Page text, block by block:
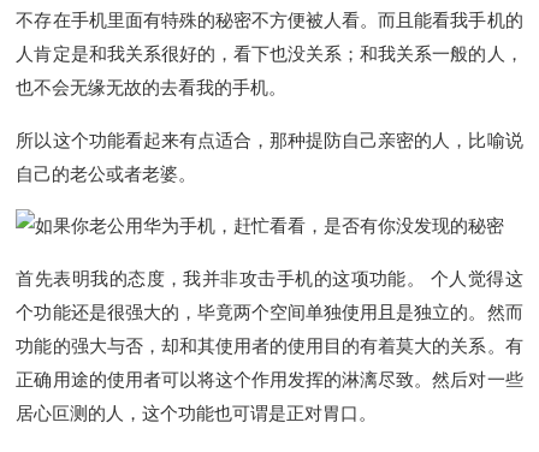
不存在手机里面有特殊的秘密不方便被人看。而且能看我手机的
人肯定是和我关系很好的，看下也没关系；和我关系一般的人，
也不会无缘无故的去看我的手机。
所以这个功能看起来有点适合，那种提防自己亲密的人，比喻说
自己的老公或者老婆。
首先表明我的态度，我并非攻击手机的这项功能。 个人觉得这
个功能还是很强大的，毕竟两个空间单独使用且是独立的。然而
功能的强大与否，却和其使用者的使用目的有着莫大的关系。有
正确用途的使用者可以将这个作用发挥的淋漓尽致。然后对一些
居心叵测的人，这个功能也可谓是正对胃口。